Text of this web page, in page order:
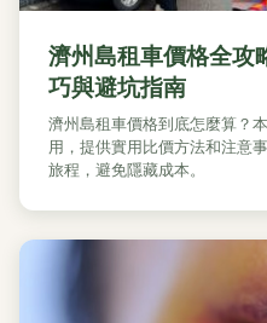
濟州島租車價格全攻
巧與避坑指南
濟州島租車價格到底怎麼算？
用，提供實用比價方法和注意
旅程，避免隱藏成本。